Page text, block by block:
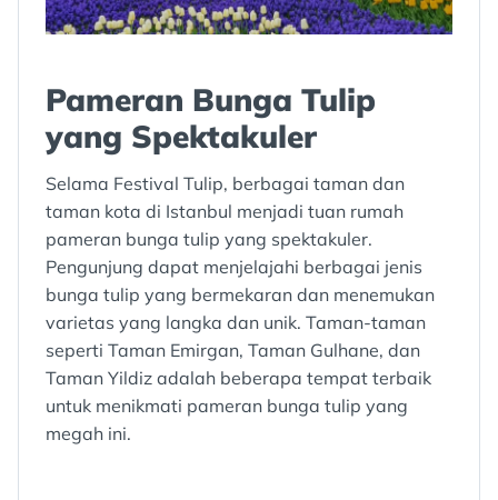
Pameran Bunga Tulip
yang Spektakuler
Selama Festival Tulip, berbagai taman dan
taman kota di Istanbul menjadi tuan rumah
pameran bunga tulip yang spektakuler.
Pengunjung dapat menjelajahi berbagai jenis
bunga tulip yang bermekaran dan menemukan
varietas yang langka dan unik. Taman-taman
seperti Taman Emirgan, Taman Gulhane, dan
Taman Yildiz adalah beberapa tempat terbaik
untuk menikmati pameran bunga tulip yang
megah ini.